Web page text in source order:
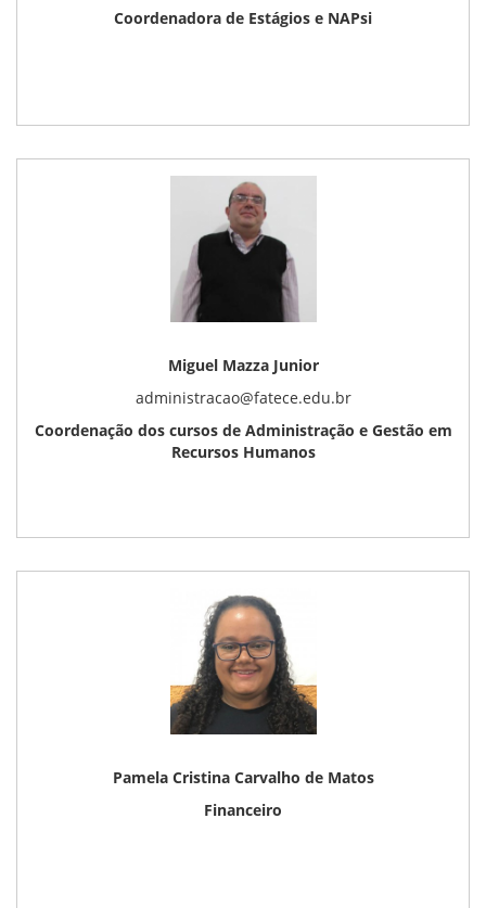
Coordenadora de Estágios e NAPsi
Miguel Mazza Junior
administracao@fatece.edu.br
Coordenação dos cursos de Administração e Gestão em
Recursos Humanos
Pamela Cristina Carvalho de Matos
Financeiro